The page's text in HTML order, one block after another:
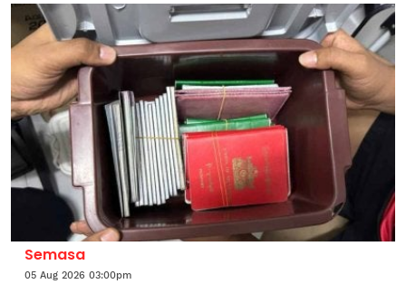
Semasa
05 Aug 2026 03:00pm